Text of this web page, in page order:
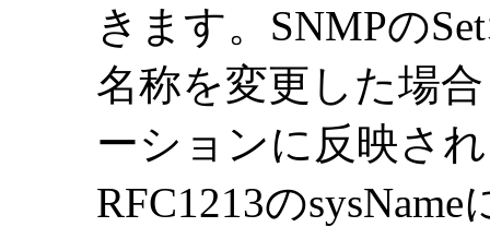
きます。SNMPの
名称を変更した場
ーションに反映さ
RFC1213の